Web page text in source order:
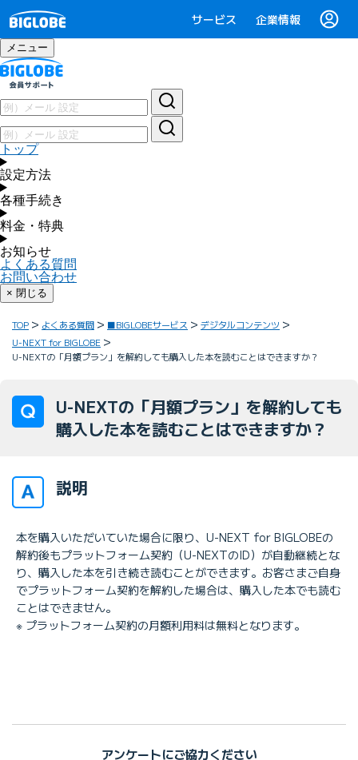
サービス 企業情報
メニュー
トップ
設定方法
各種手続き
料金・特典
お知らせ
よくある質問
お問い合わせ
× 閉じる
TOP よくある質問 ■BIGLOBEサービス
デジタルコンテンツ
U-NEXT for BIGLOBE
U-NEXTの「月額プラン」を解約しても購入した本を読むことはできますか？
U-NEXTの「月額プラン」を解約しても
購入した本を読むことはできますか？
説明
本を購入いただいていた場合に限り、U-NEXT for BIGLOBEの
解約後もプラットフォーム契約（U-NEXTのID）が自動継続とな
り、購入した本を引き続き読むことができます。お客さまご自身
でプラットフォーム契約を解約した場合は、購入した本でも読む
ことはできません。
※ プラットフォーム契約の月額利用料は無料となります。
アンケートにご協力ください